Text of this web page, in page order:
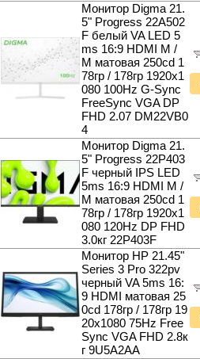
Монитор Digma 21.
5" Progress 22A502
F белый VA LED 5
ms 16:9 HDMI M /
M матовая 250cd 1
78гр / 178гр 1920x1
080 100Hz G-Sync
FreeSync VGA DP
FHD 2.07 DM22VB0
4
Монитор Digma 21.
5" Progress 22P403
F черный IPS LED
5ms 16:9 HDMI M /
M матовая 250cd 1
78гр / 178гр 1920x1
080 120Hz DP FHD
3.0кг 22P403F
Монитор HP 21.45"
Series 3 Pro 322pv
черный VA 5ms 16:
9 HDMI матовая 25
0cd 178гр / 178гр 19
20x1080 75Hz Free
Sync VGA FHD 2.8к
г 9U5A2AA